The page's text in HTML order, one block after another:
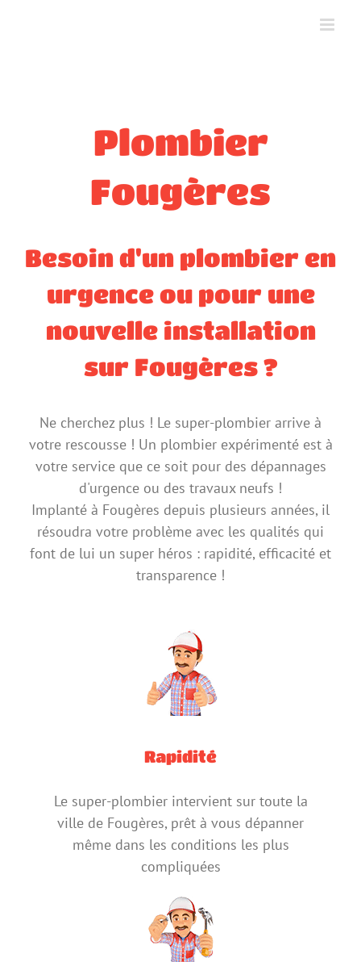
Plombier
Fougères
Besoin d'un plombier en
urgence ou pour une
nouvelle installation
sur Fougères ?
Ne cherchez plus ! Le super-plombier arrive à
votre rescousse ! Un plombier expérimenté est à
votre service que ce soit pour des dépannages
d'urgence ou des travaux neufs !
Implanté à Fougères depuis plusieurs années, il
résoudra votre problème avec les qualités qui
font de lui un super héros : rapidité, efficacité et
transparence !
Rapidité
Le super-plombier intervient sur toute la
ville de Fougères, prêt à vous dépanner
même dans les conditions les plus
compliquées